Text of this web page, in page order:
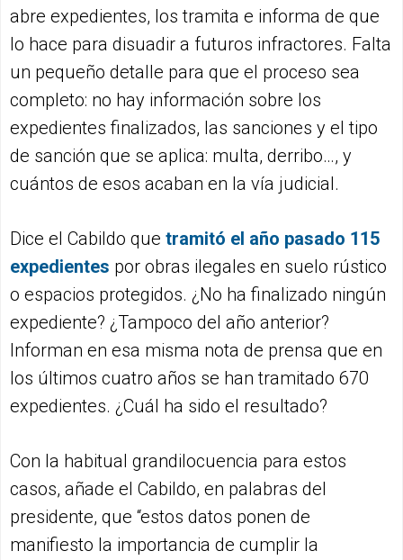
abre expedientes, los tramita e informa de que
lo hace para disuadir a futuros infractores. Falta
un pequeño detalle para que el proceso sea
completo: no hay información sobre los
expedientes finalizados, las sanciones y el tipo
de sanción que se aplica: multa, derribo…, y
cuántos de esos acaban en la vía judicial.
Dice el Cabildo que tramitó el año pasado 115
expedientes por obras ilegales en suelo rústico
o espacios protegidos. ¿No ha finalizado ningún
expediente? ¿Tampoco del año anterior?
Informan en esa misma nota de prensa que en
los últimos cuatro años se han tramitado 670
expedientes. ¿Cuál ha sido el resultado?
Con la habitual grandilocuencia para estos
casos, añade el Cabildo, en palabras del
presidente, que “estos datos ponen de
manifiesto la importancia de cumplir la